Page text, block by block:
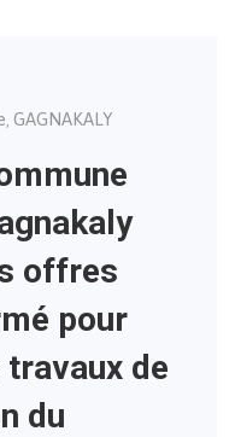
, GAGNAKALY
offres
pour
de
du